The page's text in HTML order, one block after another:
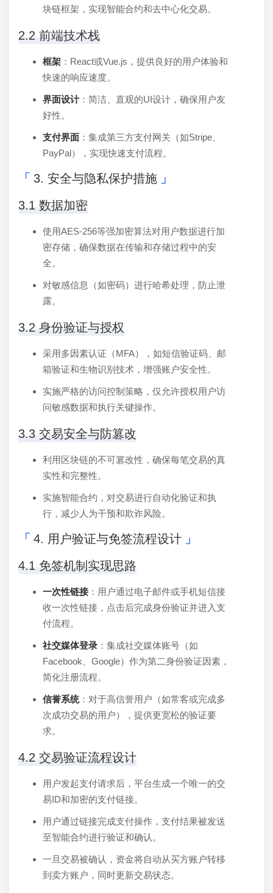
块链框架，实现智能合约和去中心化交易。
2.2 前端技术栈
框架 ：React或Vue.js，提供良好的用户体验和
快速的响应速度。
界面设计：简洁、直观的UI设计，确保用户友
好性。
支付界面 ：集成第三方支付网关（如Stripe、
PayPal），实现快速支付流程。
3. 安全与隐私保护措施
3.1 数据加密
使用AES-256等强加密算法对用户数据进行加
密存储，确保数据在传输和存储过程中的安
全。
对敏感信息（如密码）进行哈希处理，防止泄
露。
3.2 身份验证与授权
采用多因素认证（MFA），如短信验证码、邮
箱验证和生物识别技术，增强账户安全性。
实施严格的访问控制策略，仅允许授权用户访
问敏感数据和执行关键操作。
3.3 交易安全与防篡改
利用区块链的不可篡改性，确保每笔交易的真
实性和完整性。
实施智能合约，对交易进行自动化验证和执
行，减少人为干预和欺诈风险。
4. 用户验证与免签流程设计
4.1 免签机制实现思路
一次性链接 ：用户通过电子邮件或手机短信接
收一次性链接，点击后完成身份验证并进入支
付流程。
社交媒体登录 ：集成社交媒体账号（如
Facebook、Google）作为第二身份验证因素，
简化注册流程。
信誉系统：对于高信誉用户（如常客或完成多
次成功交易的用户），提供更宽松的验证要
求。
4.2 交易验证流程设计
用户发起支付请求后，平台生成一个唯一的交
易ID和加密的支付链接。
用户通过链接完成支付操作，支付结果被发送
至智能合约进行验证和确认。
一旦交易被确认，资金将自动从买方账户转移
到卖方账户，同时更新交易状态。